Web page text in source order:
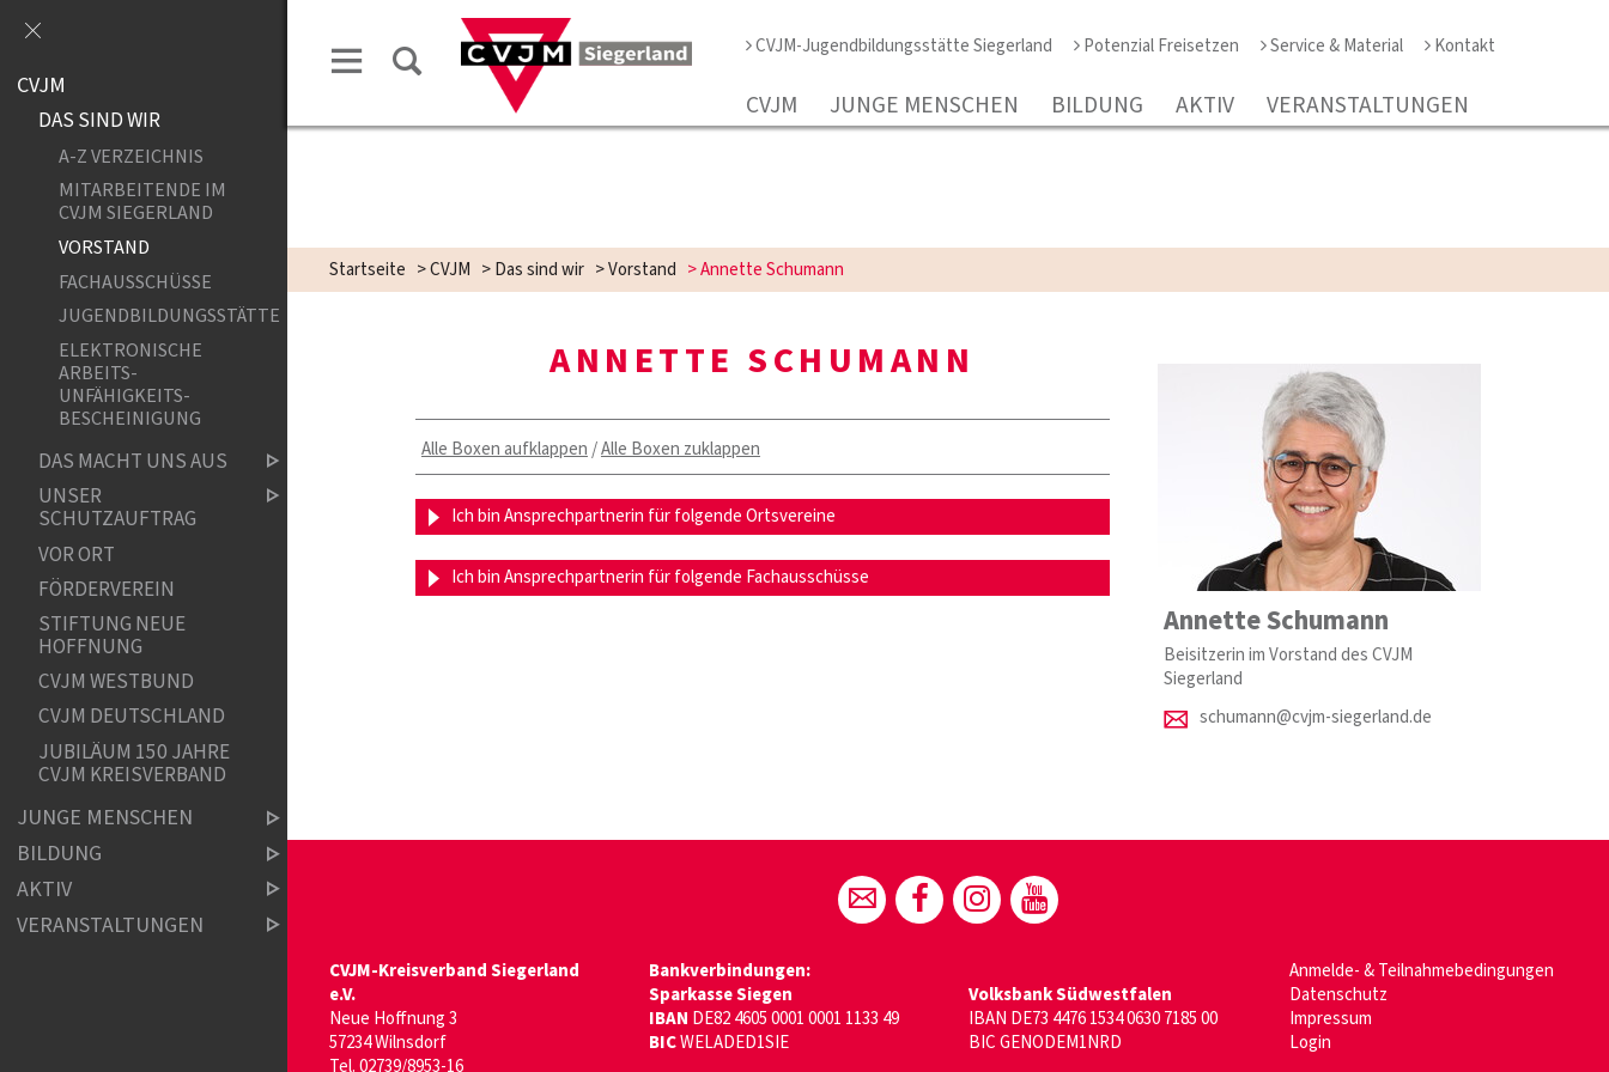
CVJM-Jugendbildungsstätte Siegerland Potenzial Freisetzen Service & Material Kontakt
CVJM JUNGE MENSCHEN BILDUNG AKTIV VERANSTALTUNGEN
Startseite >CVJM >Das sind wir >Vorstand >Annette Schumann
ANNETTE SCHUMANN
Alle Boxen aufklappen /Alle Boxen zuklappen
Ich bin Ansprechpartnerin für folgende Ortsvereine
Ich bin Ansprechpartnerin für folgende Fachausschüsse
Annette Schumann
Beisitzerin im Vorstand des CVJM
Siegerland
schumann@cvjm-siegerland.de
CVJM-Kreisverband Siegerland
e.V.
Neue Hoffnung 3
57234 Wilnsdorf
Tel. 02739/8953-16
Bankverbindungen:
Sparkasse Siegen
IBAN DE82 4605 0001 0001 1133 49
BICWELADED1SIE
Volksbank Südwestfalen
IBAN DE73 4476 1534 0630 7185 00
BIC GENODEM1NRD
Anmelde- & Teilnahmebedingungen
Datenschutz
Impressum
Login
CVJM
DAS SIND WIR
A-Z VERZEICHNIS
MITARBEITENDE IM
CVJM SIEGERLAND
VORSTAND
FACHAUSSCHÜSSE
JUGENDBILDUNGSSTÄTTE
ELEKTRONISCHE
ARBEITS­
UNFÄHIGKEITS­
BESCHEINIGUNG
DAS MACHT UNS AUS
UNSER
SCHUTZAUFTRAG
VOR ORT
FÖRDERVEREIN
STIFTUNG NEUE
HOFFNUNG
CVJM WESTBUND
CVJM DEUTSCHLAND
JUBILÄUM 150 JAHRE
CVJM KREISVERBAND
JUNGE MENSCHEN
BILDUNG
AKTIV
VERANSTALTUNGEN